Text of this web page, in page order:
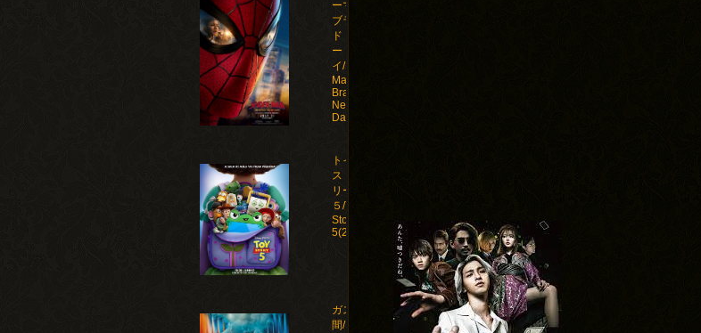
ーマン：
ブラン
ド・ニュ
ー・デ
イ/Spider-
Man:
Brand
New
Day(2026)
トイ・
ストー
リー
５/Toy
Story
5(2026)
ガス人
間/Human